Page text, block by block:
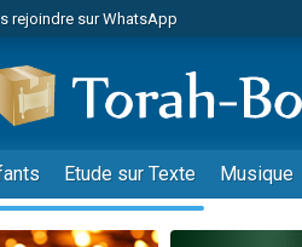
rejoindre sur WhatsApp
un don pour 5 jours de vacances aux
faire un don pour Diane, 80 ans, dans un
une bénédiction
rejoindre sur WhatsApp
Etude sur Texte Musique